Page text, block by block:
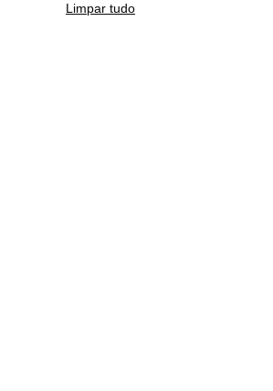
Limpar tudo